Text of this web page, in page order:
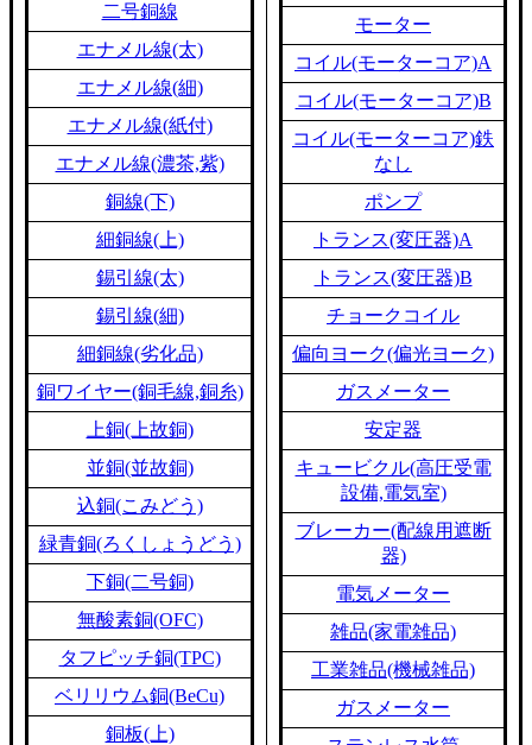
二号銅線
エナメル線(太)
エナメル線(細)
エナメル線(紙付)
エナメル線(濃茶,紫)
銅線(下)
細銅線(上)
錫引線(太)
錫引線(細)
細銅線(劣化品)
銅ワイヤー(銅毛線,銅糸)
上銅(上故銅)
並銅(並故銅)
込銅(こみどう)
緑青銅(ろくしょうどう)
下銅(二号銅)
無酸素銅(OFC)
タフピッチ銅(TPC)
ベリリウム銅(BeCu)
銅板(上)
モーター
コイル(モーターコア)A
コイル(モーターコア)B
コイル(モーターコア)鉄
なし
ポンプ
トランス(変圧器)A
トランス(変圧器)B
チョークコイル
偏向ヨーク(偏光ヨーク)
ガスメーター
安定器
キュービクル(高圧受電
設備,電気室)
ブレーカー(配線用遮断
器)
電気メーター
雑品(家電雑品)
工業雑品(機械雑品)
ガスメーター